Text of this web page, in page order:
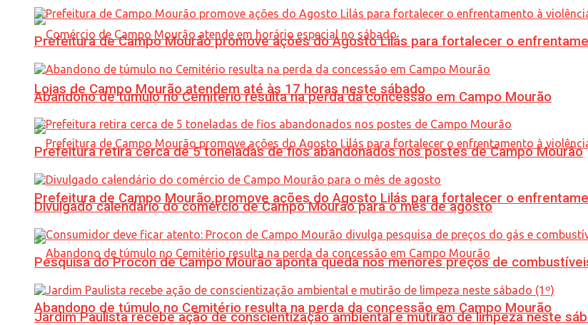
Lojas de Campo Mourão atendem até às 17 horas neste sábado
Prefeitura de Campo Mourão promove ações do Agosto Lilás para fortalecer o
Abandono de túmulo no Cemitério resulta na perda da concessão em Campo Mourão
Prefeitura de Campo Mourão promove ações do Agosto Lilás para fortalecer o
Abandono de túmulo no Cemitério resulta na perda da concessão em Campo Mourão
Prefeitura retira cerca de 5 toneladas de fios abandonados nos postes de Campo Mourão
Divulgado calendário do comércio de Campo Mourão para o mês de agosto
Pesquisa do Procon de Campo Mourão aponta queda nos menores preços de
Jardim Paulista recebe ação de conscientização ambiental e mutirão de limpeza neste